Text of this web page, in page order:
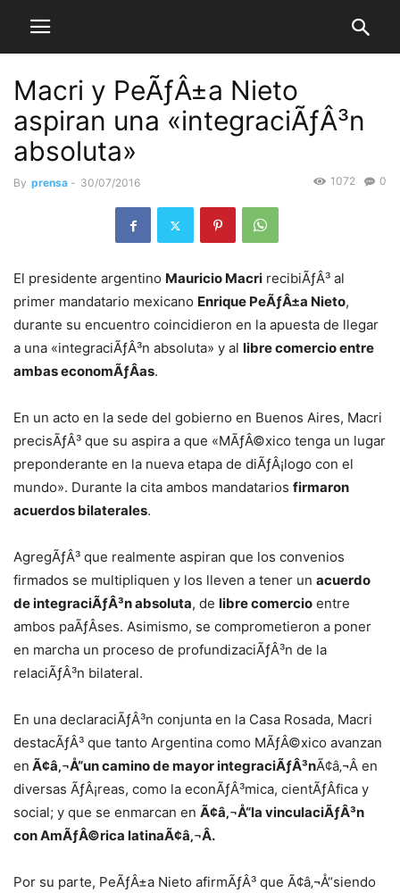
Macri y PeÃƒÂ±a Nieto
aspiran una «integraciÃƒÂ³n
absoluta»
By prensa - 30/07/2016 0
1072
El presidente argentino Mauricio Macri recibiÃƒÂ³ al
primer mandatario mexicano Enrique PeÃƒÂ±a Nieto,
durante su encuentro coincidieron en la apuesta de llegar
a una «integraciÃƒÂ³n absoluta» y al libre comercio entre
ambas economÃƒÂ­as.
En un acto en la sede del gobierno en Buenos Aires, Macri
precisÃƒÂ³ que su aspira a que «MÃƒÂ©xico tenga un lugar
preponderante en la nueva etapa de diÃƒÂ¡logo con el
mundo». Durante la cita ambos mandatarios firmaron
acuerdos bilaterales.
AgregÃƒÂ³ que realmente aspiran que los convenios
firmados se multipliquen y los lleven a tener un acuerdo
de integraciÃƒÂ³n absoluta, de libre comercio entre
ambos paÃƒÂ­ses. Asimismo, se comprometieron a poner
en marcha un proceso de profundizaciÃƒÂ³n de la
relaciÃƒÂ³n bilateral.
En una declaraciÃƒÂ³n conjunta en la Casa Rosada, Macri
destacÃƒÂ³ que tanto Argentina como MÃƒÂ©xico avanzan
en Ã¢â‚¬Å“un camino de mayor integraciÃƒÂ³nÃ¢â‚¬Â en
diversas ÃƒÂ¡reas, como la econÃƒÂ³mica, cientÃƒÂ­fica y
social; y que se enmarcan en Ã¢â‚¬Å“la vinculaciÃƒÂ³n
con AmÃƒÂ©rica latinaÃ¢â‚¬Â.
Por su parte, PeÃƒÂ±a Nieto afirmÃƒÂ³ que Ã¢â‚¬Å“siendo